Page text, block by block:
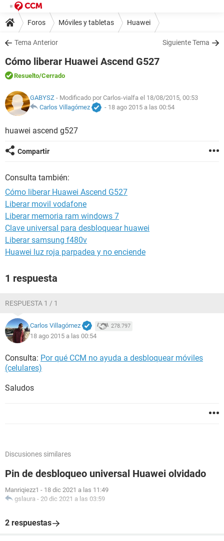
Foros Móviles y tabletas Huawei
Tema Anterior Siguiente Tema
Cómo liberar Huawei Ascend G527
Resuelto/Cerrado
GABYSZ - Modificado por Carlos-vialfa el 18/08/2015, 00:53
Carlos Villagómez
- 18 ago 2015 a las 00:54
huawei ascend g527
Compartir
Consulta también:
Cómo liberar Huawei Ascend G527
Liberar movil vodafone
Liberar memoria ram windows 7
Clave universal para desbloquear huawei
Liberar samsung f480v
Huawei luz roja parpadea y no enciende
1 respuesta
RESPUESTA 1 / 1
Carlos Villagómez 278.797
18 ago 2015 a las 00:54
Consulta: Por qué CCM no ayuda a desbloquear móviles
(celulares)
Saludos
Discusiones similares
Pin de desbloqueo universal Huawei olvidado
Manriqiezz1 - 18 dic 2021 a las 11:49
gslaura - 20 dic 2021 a las 03:59
2 respuestas